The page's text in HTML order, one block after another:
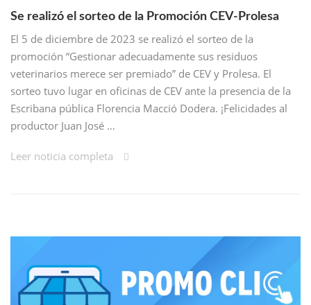
Se realizó el sorteo de la Promoción CEV-Prolesa
El 5 de diciembre de 2023 se realizó el sorteo de la
promoción “Gestionar adecuadamente sus residuos
veterinarios merece ser premiado” de CEV y Prolesa. El
sorteo tuvo lugar en oficinas de CEV ante la presencia de la
Escribana pública Florencia Macció Dodera. ¡Felicidades al
productor Juan José …
Leer noticia completa